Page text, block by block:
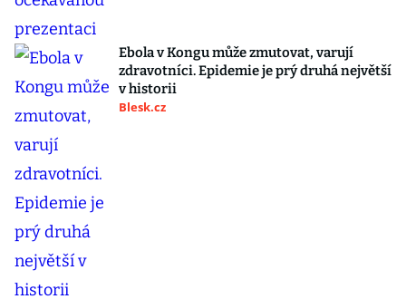
Ebola v Kongu může zmutovat, varují
zdravotníci. Epidemie je prý druhá největší
v historii
Blesk.cz